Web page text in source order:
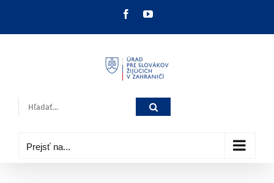
FacebookYouTube
Hľadať:
Prejsť na...